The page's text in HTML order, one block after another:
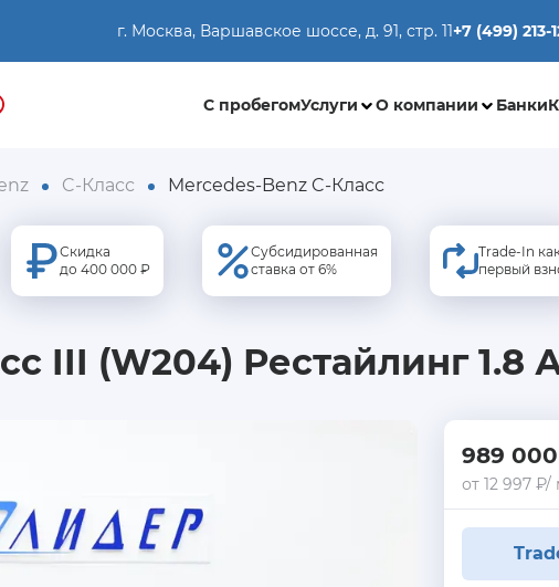
г. Москва, Варшавское шоссе, д. 91, стр. 11+7 (499) 213-
С пробегомУслуги О компании Банки
C-Класс Mercedes-Benz C-Класс
Скидка
до 400 000 ₽
Субсидированная
ставка от 6%
Trade-In
первый
III (W204) Рестайлинг 1.8
989
от 12 997 ₽/